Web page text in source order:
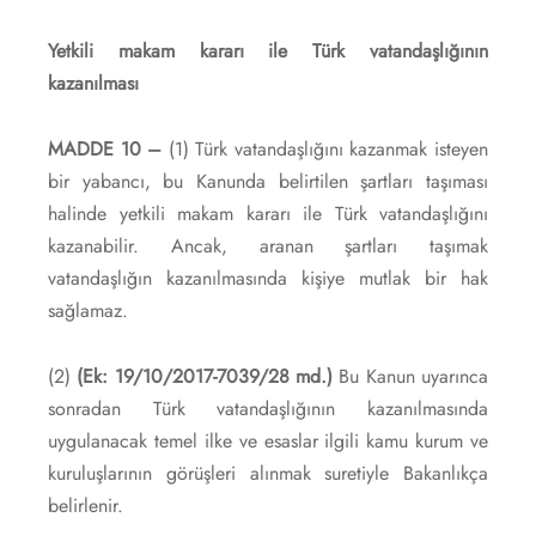
Yetkili makam kararı ile Türk vatandaşlığının
kazanılması
MADDE 10 – (1) Türk vatandaşlığını kazanmak isteyen
bir yabancı, bu Kanunda belirtilen şartları taşıması
halinde yetkili makam kararı ile Türk vatandaşlığını
kazanabilir. Ancak, aranan şartları taşımak
vatandaşlığın kazanılmasında kişiye mutlak bir hak
sağlamaz.
(2) (Ek: 19/10/2017-7039/28 md.) Bu Kanun uyarınca
sonradan Türk vatandaşlığının kazanılmasında
uygulanacak temel ilke ve esaslar ilgili kamu kurum ve
kuruluşlarının görüşleri alınmak suretiyle Bakanlıkça
belirlenir.